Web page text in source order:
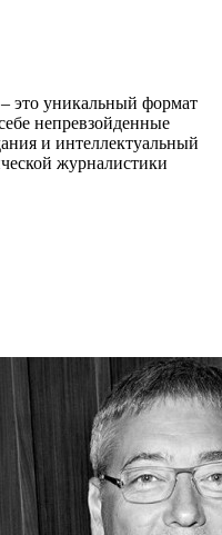
это уникальный формат
непревзойденные
и интеллектуальный
журналистики